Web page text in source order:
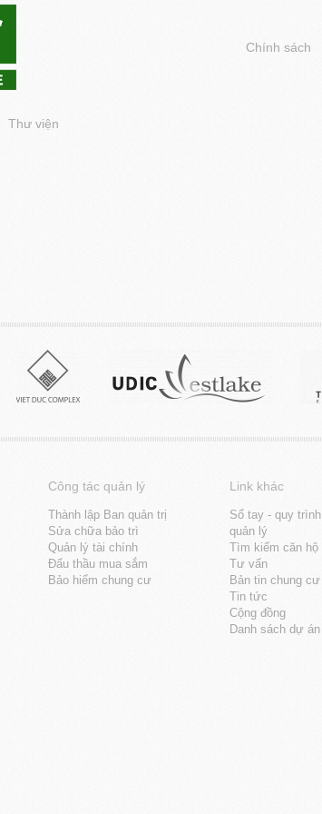
Chính sách
Thư viện
Công tác quản lý
Thành lập Ban quản trị
Sửa chữa bảo trì
Quản lý tài chính
Đấu thầu mua sắm
Bảo hiểm chung cư
Link khác
Sổ tay - quy trình
quản lý
Tìm kiếm căn hộ
Tư vấn
Bản tin chung cư
Tin tức
Cộng đồng
Danh sách dự án